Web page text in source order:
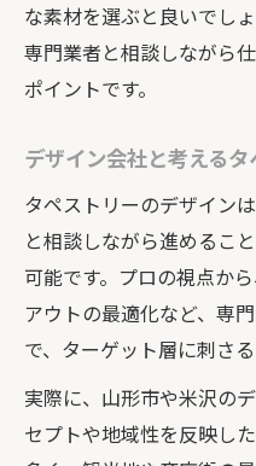
な素材を選ぶと良いでし
専門業者と相談しながら
ポイントです。
デザイン会社と考える
タペストリーのデザイン
と相談しながら進めるこ
可能です。プロの視点か
アウトの最適化など、専
で、ターゲット層に刺さ
実際に、山形市や米沢の
セプトや地域性を反映し